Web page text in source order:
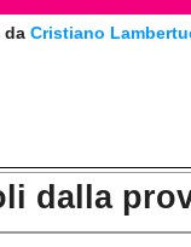
da Cristiano
dalla